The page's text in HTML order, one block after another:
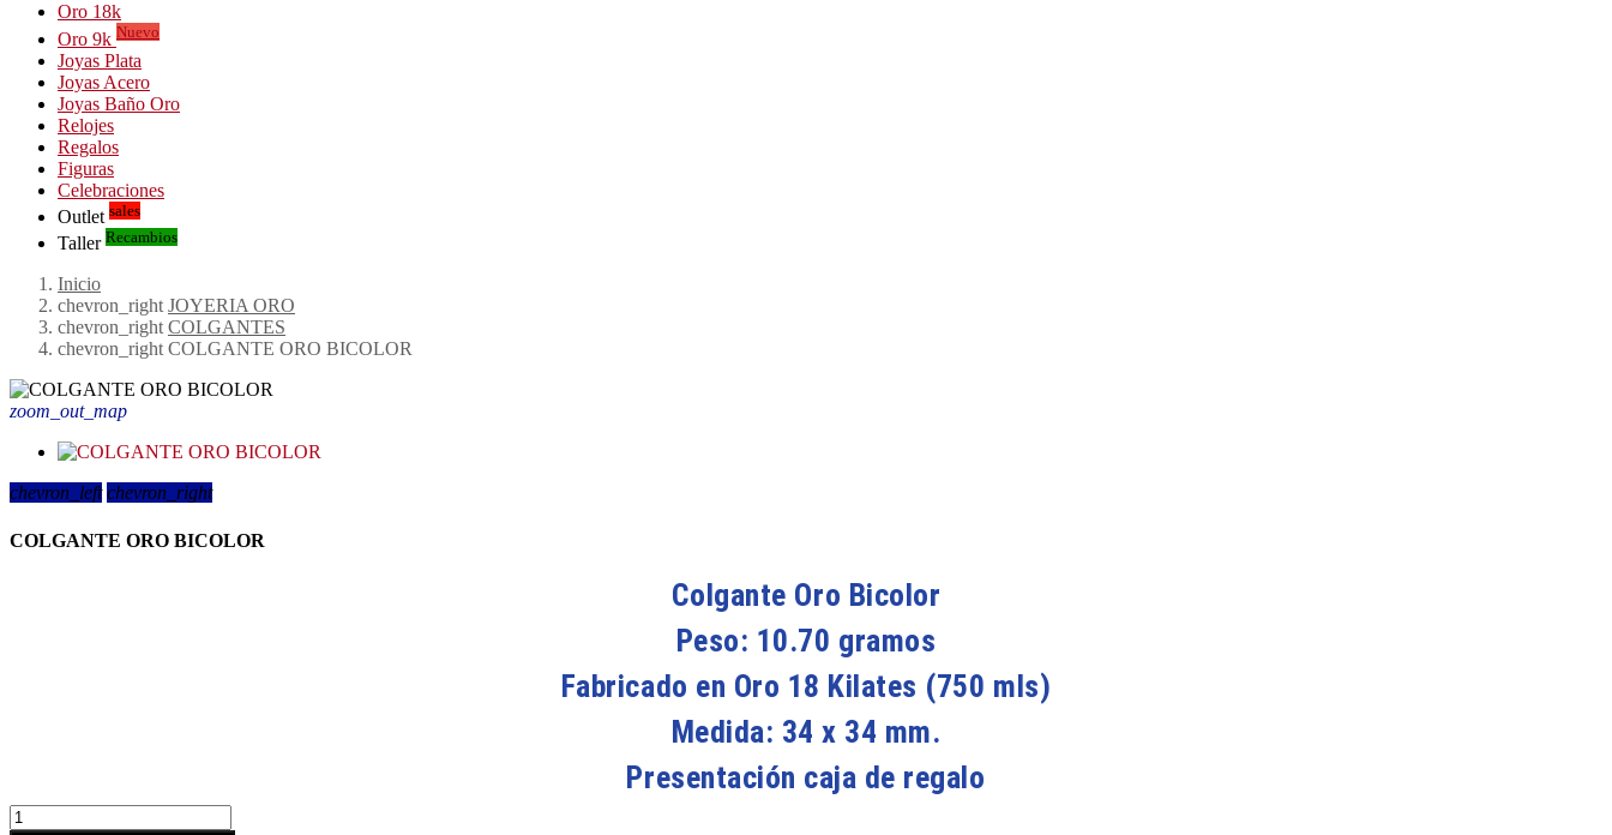
Oro 18k
Oro 9k Nuevo
Joyas Plata
Joyas Acero
Joyas Baño Oro
Relojes
Regalos
Figuras
Celebraciones
Outlet sales
Taller Recambios
Inicio
chevron_right JOYERIA ORO
chevron_right COLGANTES
chevron_right COLGANTE ORO BICOLOR
zoom_out_map
chevron_left chevron_right
COLGANTE ORO BICOLOR
Colgante Oro Bicolor
Peso: 10.70 gramos
Fabricado en Oro 18 Kilates (750 mls)
Medida: 34 x 34 mm.
Presentación caja de regalo